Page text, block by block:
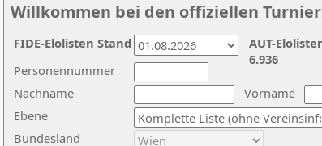
Willkommen bei den offiziellen
Nachname
Vorname
Ebene
Personennummer
Bundesland
AUT-
6.936
FIDE-Elolisten Stand